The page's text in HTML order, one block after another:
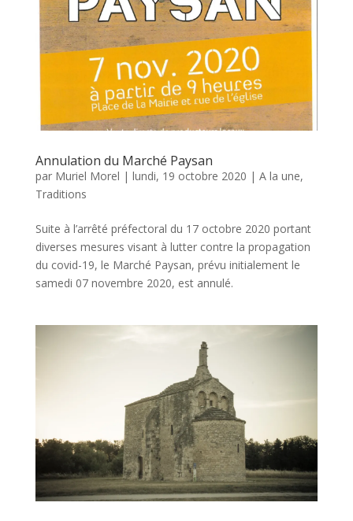
Annulation du Marché Paysan
par Muriel Morel | lundi, 19 octobre 2020 | A la une,
Traditions
Suite à l’arrêté préfectoral du 17 octobre 2020 portant
diverses mesures visant à lutter contre la propagation
du covid-19, le Marché Paysan, prévu initialement le
samedi 07 novembre 2020, est annulé.